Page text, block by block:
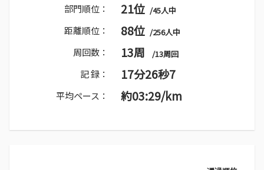
部門順位： 21位 /45人中
距離順位： 88位 /256人中
周回数： 13周 /13周回
記 録： 17分26秒7
平均ペース： 約03:29/km